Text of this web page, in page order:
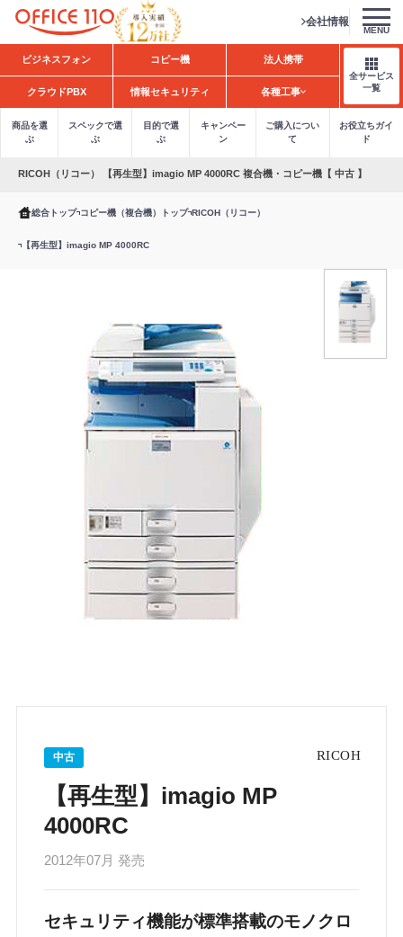
H
o
会社情報
MENU
ビジネスフォン コピー機 法人携帯
クラウドPBX 情報セキュリティ 各種工事
全サービス
一覧
商品を選
ぶ
スペックで選
ぶ
目的で選
ぶ
キャンペー
ン
ご購入につい
て
お役立ちガイ
ド
RICOH（リコー） 【再生型】imagio MP 4000RC 複合機・コピー機【 中古 】
総合トップ コピー機（複合機）トップ RICOH（リコー）
【再生型】imagio MP 4000RC
【再生型】imagio MP
4000RC
2012年07月 発売
中古
セキュリティ機能が標準搭載のモノクロ